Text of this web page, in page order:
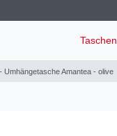
Taschen
Umhängetasche Amantea - olive